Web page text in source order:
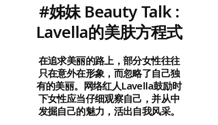
#姊妹 Beauty Talk :
Lavella的美肤方程式
在追求美丽的路上，部分女性往往
只在意外在形象，而忽略了自己独
有的美丽。网络红人Lavella鼓励时
下女性应当仔细观察自己，并从中
发掘自己的魅力，活出自我风采。